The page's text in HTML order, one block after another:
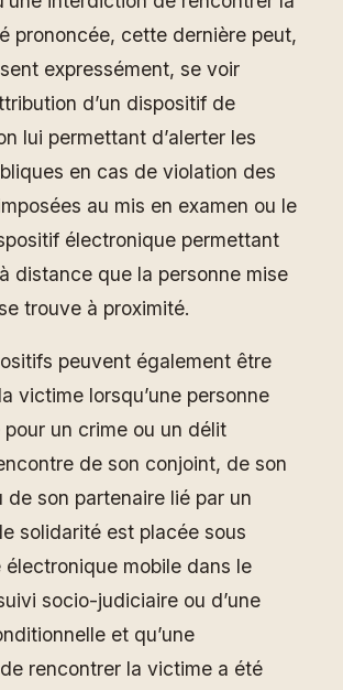
prononcée, cette dernière peut,
expressément, se voir
d’un dispositif de
lui permettant d’alerter les
en cas de violation des
au mis en examen ou le
électronique permettant
distance que la personne mise
trouve à proximité.
peuvent également être
victime lorsqu’une personne
un crime ou un délit
de son conjoint, de son
de son partenaire lié par un
solidarité est placée sous
électronique mobile dans le
socio-judiciaire ou d’une
et qu’une
rencontrer la victime a été